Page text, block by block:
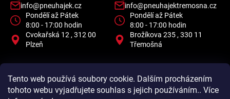
Tento web používá soubory cookie. Dalším procházením
tohoto webu vyjadřujete souhlas s jejich používáním.. Více
info@pneuhajek.cz
Pondělí až Pátek
8:00 - 17:00 hodin
Cvokařská 12 , 312 00
Plzeň
info@pneuhajektremosna.cz
Pondělí až Pátek
8:00 - 17:00 hodin
Brožíkova 235 , 330 11
Třemošná